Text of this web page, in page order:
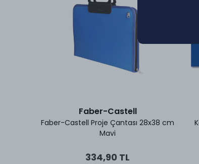
Faber-Castell
Faber-Castell Proje Çantası 28x38 cm
Mavi
334,90 TL